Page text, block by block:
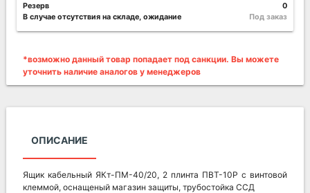
Резерв
0
В случае отсутствия на складе, ожидание
Под заказ
*возможно данный товар попадает под санкции. Вы можете
уточнить наличие аналогов у менеджеров
ОПИСАНИЕ
Ящик кабельный ЯКт-ПМ-40/20, 2 плинта ПВТ-10Р с винтовой
клеммой, оснащеный магазин защиты, трубостойка ССД